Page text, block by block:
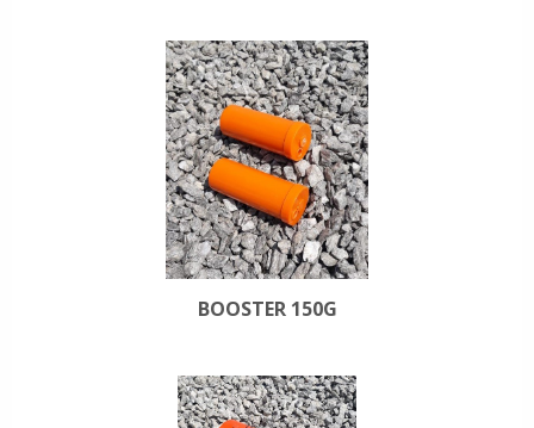
BOOSTER 150G